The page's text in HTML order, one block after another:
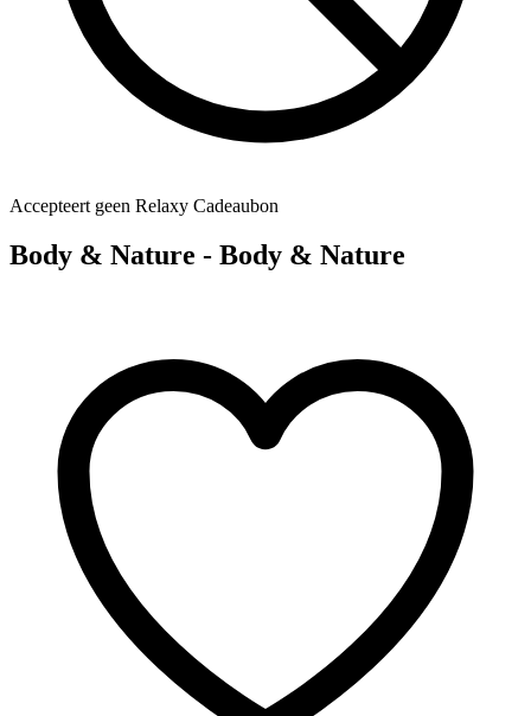
Accepteert geen Relaxy Cadeaubon
Body & Nature - Body & Nature